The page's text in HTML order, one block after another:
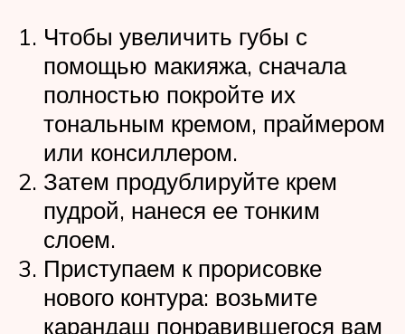
Чтобы увеличить губы с
помощью макияжа, сначала
полностью покройте их
тональным кремом, праймером
или консиллером.
Затем продублируйте крем
пудрой, нанеся ее тонким
слоем.
Приступаем к прорисовке
нового контура: возьмите
карандаш понравившегося вам